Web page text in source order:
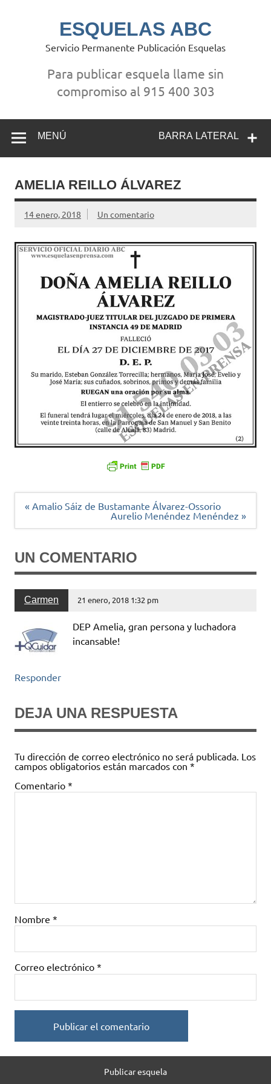
ESQUELAS ABC
Servicio Permanente Publicación Esquelas
Para publicar esquela llame sin
compromiso al 915 400 303
BARRA LATERAL
MENÚ
AMELIA REILLO ÁLVAREZ
14 enero, 2018 Un comentario
Navegación
« Amalio Sáiz de Bustamante Álvarez-Ossorio
Aurelio Menéndez Menéndez »
UN COMENTARIO
Carmen 21 enero, 2018 1:32 pm
DEP Amelia, gran persona y luchadora
incansable!
Responder
DEJA UNA RESPUESTA
Tu dirección de correo electrónico no será publicada. Los
campos obligatorios están marcados con *
Comentario *
Nombre *
Correo electrónico *
Publicar esquela